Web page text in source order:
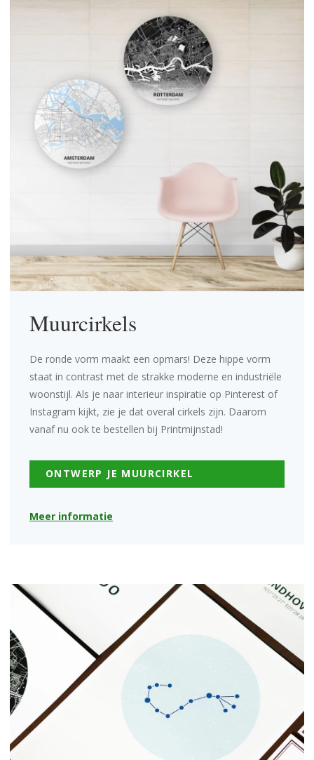
Muurcirkels
De ronde vorm maakt een opmars! Deze hippe vorm
staat in contrast met de strakke moderne en industriële
woonstijl. Als je naar interieur inspiratie op Pinterest of
Instagram kijkt, zie je dat overal cirkels zijn. Daarom
vanaf nu ook te bestellen bij Printmijnstad!
ONTWERP JE MUURCIRKEL
Meer informatie